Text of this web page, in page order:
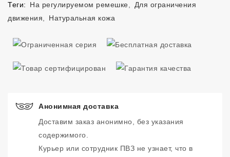
Теги: На регулируемом ремешке
Для ограничения
движения
Натуральная кожа
Анонимная доставка
Доставим заказ анонимно, без указания
содержимого.
Курьер или сотрудник ПВЗ не узнает, что в